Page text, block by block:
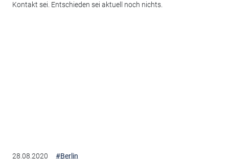
Kontakt sei. Entschieden sei aktuell noch nichts.
28.08.2020 #Berlin